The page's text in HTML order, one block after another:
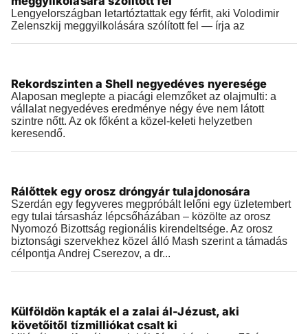
Lengyelországban letartóztattak egy férfit, aki Volodimir
Zelenszkij meggyilkolására szólított fel — írja az
2026.07.30 |15:22
Rekordszinten a Shell negyedéves nyeresége
Alaposan meglepte a piacági elemzőket az olajmulti: a
vállalat negyedéves eredménye négy éve nem látott
szintre nőtt. Az ok főként a közel-keleti helyzetben
keresendő.
2026.07.30 |06:49
Rálőttek egy orosz dróngyár tulajdonosára
Szerdán egy fegyveres megpróbált lelőni egy üzletembert
egy tulai társasház lépcsőházában – közölte az orosz
Nyomozó Bizottság regionális kirendeltsége. Az orosz
biztonsági szervekhez közel álló Mash szerint a támadás
célpontja Andrej Cserezov, a dr...
2026.07.29 |18:34
Külföldön kapták el a zalai ál-Jézust, aki
követőitől tízmilliókat csalt ki